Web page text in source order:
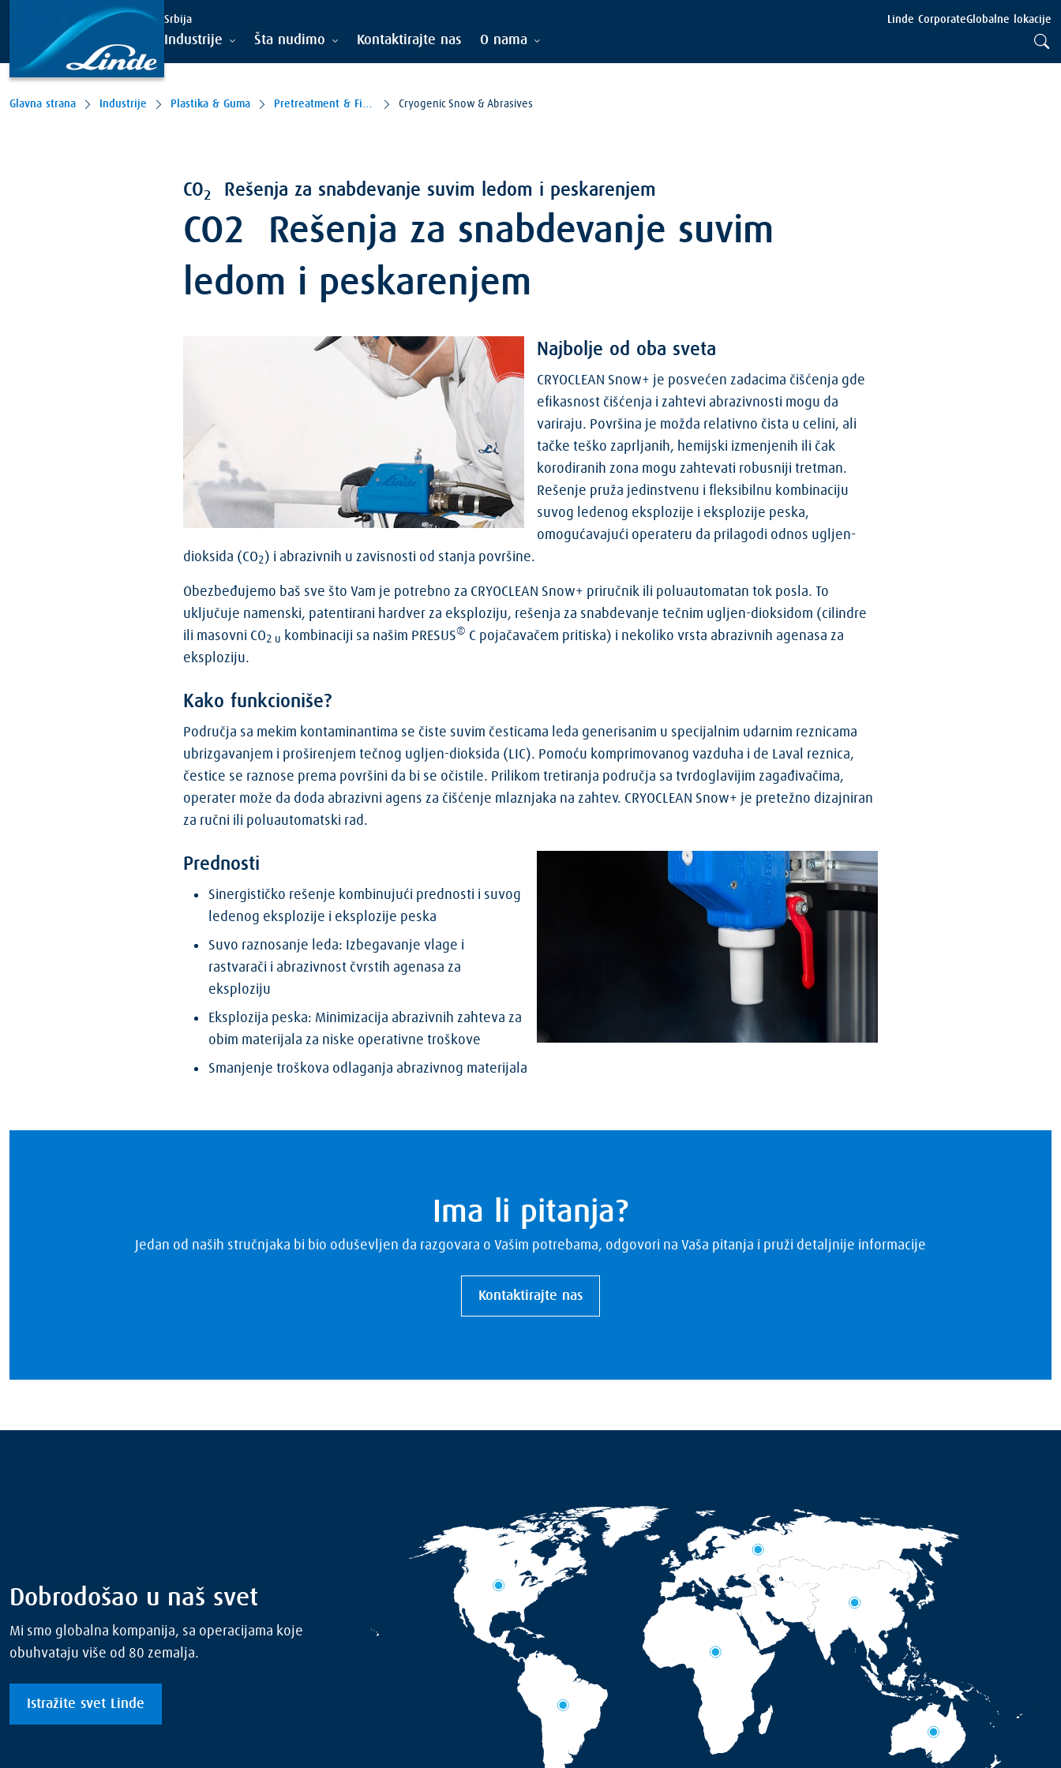
Srbija Linde CorporateGlobalne lokacije
Industrije Šta nudimo Kontaktirajte nas O nama
Glavna strana Industrije Plastika & Guma Pretreatment & Finishing Cryogenic Snow & Abrasives
CO2 Rešenja za snabdevanje suvim ledom i peskarenjem
CO2 Rešenja za snabdevanje suvim
ledom i peskarenjem
Najbolje od oba sveta
CRYOCLEAN Snow+ je posvećen zadacima čišćenja gde
efikasnost čišćenja i zahtevi abrazivnosti mogu da
variraju. Površina je možda relativno čista u celini, ali
tačke teško zaprljanih, hemijski izmenjenih ili čak
korodiranih zona mogu zahtevati robusniji tretman.
Rešenje pruža jedinstvenu i fleksibilnu kombinaciju
suvog ledenog eksplozije i eksplozije peska,
omogućavajući operateru da prilagodi odnos ugljen-
dioksida (CO2 ) i abrazivnih u zavisnosti od stanja površine.
Obezbeđujemo baš sve što Vam je potrebno za CRYOCLEAN Snow+ priručnik ili poluautomatan tok posla. To
uključuje namenski, patentirani hardver za eksploziju, rešenja za snabdevanje tečnim ugljen-dioksidom (cilindre
ili masovni CO2 u kombinaciji sa našim PRESUS® C pojačavačem pritiska) i nekoliko vrsta abrazivnih agenasa za
eksploziju.
Kako funkcioniše?
Područja sa mekim kontaminantima se čiste suvim česticama leda generisanim u specijalnim udarnim reznicama
ubrizgavanjem i proširenjem tečnog ugljen-dioksida (LIC). Pomoću komprimovanog vazduha i de Laval reznica,
čestice se raznose prema površini da bi se očistile. Prilikom tretiranja područja sa tvrdoglavijim zagađivačima,
operater može da doda abrazivni agens za čišćenje mlaznjaka na zahtev. CRYOCLEAN Snow+ je pretežno dizajniran
za ručni ili poluautomatski rad.
Prednosti
Sinergističko rešenje kombinujući prednosti i suvog
ledenog eksplozije i eksplozije peska
Suvo raznosanje leda: Izbegavanje vlage i
rastvarači i abrazivnost čvrstih agenasa za
eksploziju
Eksplozija peska: Minimizacija abrazivnih zahteva za
obim materijala za niske operativne troškove
Smanjenje troškova odlaganja abrazivnog materijala
Ima li pitanja?
Jedan od naših stručnjaka bi bio oduševljen da razgovara o Vašim potrebama, odgovori na Vaša pitanja i pruži detaljnije informacije
Kontaktirajte nas
Dobrodošao u naš svet
Mi smo globalna kompanija, sa operacijama koje
obuhvataju više od 80 zemalja.
Istražite svet Linde